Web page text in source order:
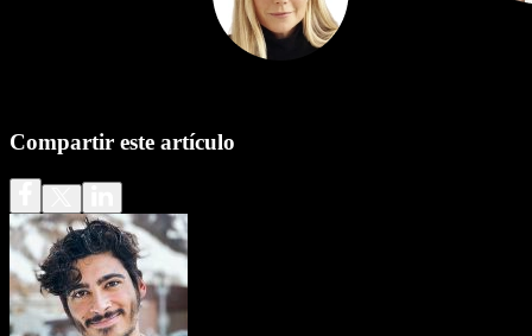
Compartir este artículo